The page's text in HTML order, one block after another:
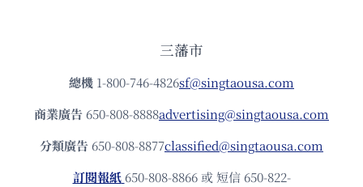
三藩市
總機 1-800-746-4826sf@singtaousa.com
商業廣告 650-808-8888advertising@singtaousa.com
分類廣告 650-808-8877classified@singtaousa.com
訂閱報紙 650-808-8866 或 短信 650-822-